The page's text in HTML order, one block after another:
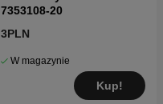
7353108-20
3PLN
W magazynie
Kup!